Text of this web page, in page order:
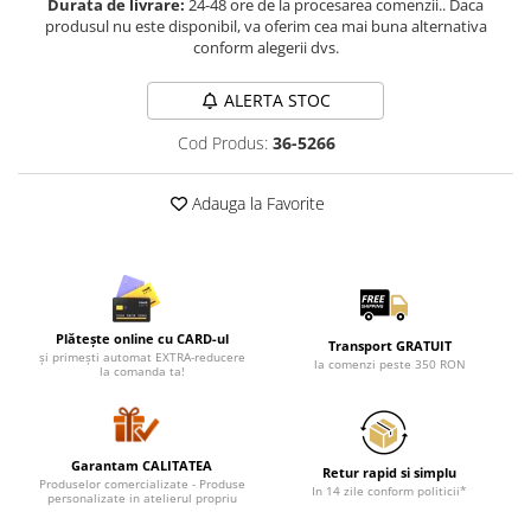
Lenjerii de pat pentru copii
Cadouri Cuplu
Pijamale de CRACIUN
Pijamale de barbati
Halate si pijamale Family
Seturi elegante femei
Pijamale de copii
Pijamale BIG SIZE femei
Cadouri ocazii speciale
Durata de livrare: 24-48 ore de la procesarea comenzii.. Daca
produsul nu este disponibil, va oferim cea mai buna alternativa
conform alegerii dvs.
ALERTA STOC
Cod Produs: 36-5266
Adauga la Favorite
Plătește online cu CARD-ul
și primești automat EXTRA-reducere
la comanda ta!
Transport GRATUIT
la comenzi peste 350 RON
Garantam CALITATEA
Produselor comercializate - Produse
personalizate in atelierul propriu
Retur rapid si simplu
In 14 zile conform politicii*